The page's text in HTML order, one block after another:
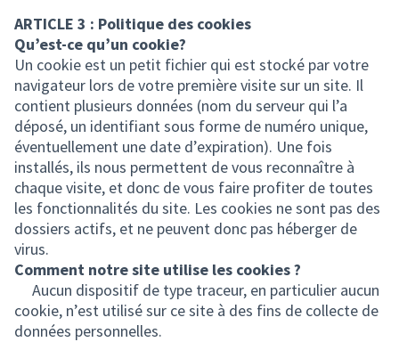
ARTICLE 3 : Politique des cookies
Qu’est-ce qu’un cookie?
Un cookie est un petit fichier qui est stocké par votre
navigateur lors de votre première visite sur un site. Il
contient plusieurs données (nom du serveur qui l’a
déposé, un identifiant sous forme de numéro unique,
éventuellement une date d’expiration). Une fois
installés, ils nous permettent de vous reconnaître à
chaque visite, et donc de vous faire profiter de toutes
les fonctionnalités du site. Les cookies ne sont pas des
dossiers actifs, et ne peuvent donc pas héberger de
virus.
Comment notre site utilise les cookies ?
Aucun dispositif de type traceur, en particulier aucun
cookie, n’est utilisé sur ce site à des fins de collecte de
données personnelles.